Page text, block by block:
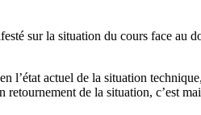
sur la situation du cours face au
l’état actuel de la situation
de la situation, c’est